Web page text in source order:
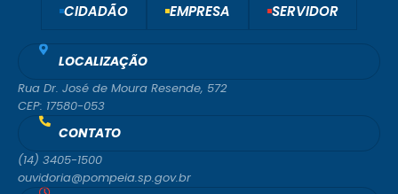
CIDADÃO EMPRESA SERVIDOR
LOCALIZAÇÃO
Rua Dr. José de Moura Resende, 572
CEP: 17580-053
CONTATO
(14) 3405-1500
ouvidoria@pompeia.sp.gov.br